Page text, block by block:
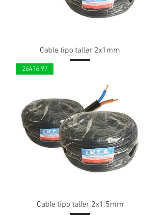
Cable tipo taller 2x1mm
26416.97
Cable tipo taller 2x1.5mm